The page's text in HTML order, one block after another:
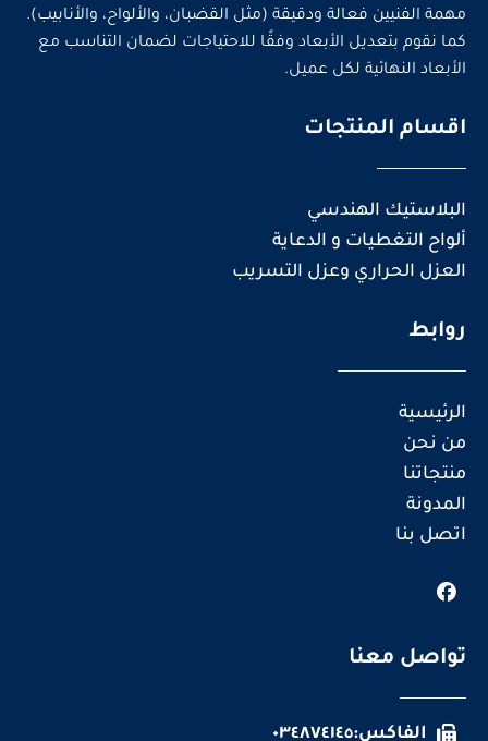
مهمة الفنيين فعالة ودقيقة (مثل القضبان، والألواح، والأنابيب).
كما نقوم بتعديل الأبعاد وفقًا للاحتياجات لضمان التناسب مع
الأبعاد النهائية لكل عميل.
اقسام المنتجات
البلاستيك الهندسي
ألواح التغطيات و الدعاية
العزل الحراري وعزل التسريب
روابط
الرئيسية
من نحن
منتجاتنا
المدونة
اتصل بنا
تواصل معنا
الفاكس:٠٣٤٨٧٤١٤٥